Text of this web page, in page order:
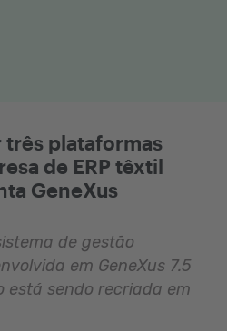
três plataformas
de ERP têxtil
GeneXus
de gestão
em GeneXus 7.5
está sendo recriada em